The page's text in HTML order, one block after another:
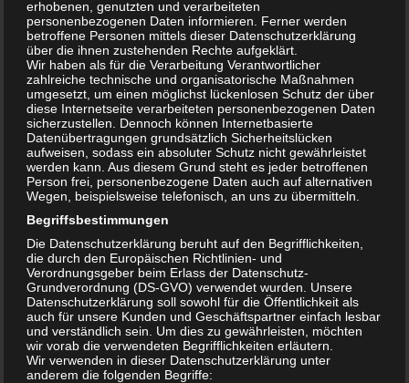
freier Träger die städtische Einrichtung am Rennebogen nutzen
möchte, machen sich Stadträte für den Erhalt des Angebots stark.
So berichtete die Volksstimme im März über die Pläne eines
freien Trägers.
Magdeburg l Wie die Volksstimme im März berichtete, hat der
freie Träger der Jugendhilfe, „Die Brücke Magdeburg“, eine
Anfrage zur Übernahme der städtischen Einrichtung gestellt. Laut
eines Konzeptes sollen Jugendclub und Werkstätten, die bereits
im Stadtteil angeboten werden, sowie das Familienzentrum im
Birkenweiler am Rennebogen unter ein Dach ziehen. Nach
Bekanntwerden des Vorhabens haben sich Akteure aus Neu-
Olvenstedt zu Wort gemeldet, welche den Plänen skeptisch
gegenüberstehen. Die SPD-Stadtratsfraktion hat nun einen
Antrag auf den Weg gebracht, der den Erhalt des offenen
Angebots im Kinder- und Jugendbereich in der Kümmelsburg
einfordert.
Das Kinder- und Jugendhaus habe sich über die Jahre im Stadtteil
erhobenen, genutzten und verarbeiteten
personenbezogenen Daten informieren. Ferner werden
betroffene Personen mittels dieser Datenschutzerklärung
über die ihnen zustehenden Rechte aufgeklärt.
Wir haben als für die Verarbeitung Verantwortlicher
zahlreiche technische und organisatorische Maßnahmen
umgesetzt, um einen möglichst lückenlosen Schutz der über
diese Internetseite verarbeiteten personenbezogenen Daten
sicherzustellen. Dennoch können Internetbasierte
Datenübertragungen grundsätzlich Sicherheitslücken
aufweisen, sodass ein absoluter Schutz nicht gewährleistet
werden kann. Aus diesem Grund steht es jeder betroffenen
Person frei, personenbezogene Daten auch auf alternativen
Wegen, beispielsweise telefonisch, an uns zu übermitteln.
Begriffsbestimmungen
Die Datenschutzerklärung beruht auf den Begrifflichkeiten,
die durch den Europäischen Richtlinien- und
Verordnungsgeber beim Erlass der Datenschutz-
Grundverordnung (DS-GVO) verwendet wurden. Unsere
Datenschutzerklärung soll sowohl für die Öffentlichkeit als
auch für unsere Kunden und Geschäftspartner einfach lesbar
und verständlich sein. Um dies zu gewährleisten, möchten
wir vorab die verwendeten Begrifflichkeiten erläutern.
Wir verwenden in dieser Datenschutzerklärung unter
anderem die folgenden Begriffe: